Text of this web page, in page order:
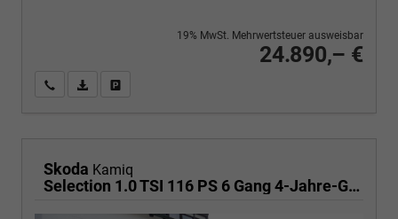
24.890,– €
19% MwSt. Mehrwertsteuer ausweisbar
Wir rufen Sie anPDF-Fahrzeugexposé drucken
Skoda Kamiq
Selection 1.0 TSI 116 PS 6 Gang 4-Jahre-Garantie-Anhängerkupplung schwenkbar-Kessy-16" Alu-2-Zonen-Climatronic-Tempomat-LED-AppleCarPlay-AndroidAuto-Rückfahrkamera-2xPDC